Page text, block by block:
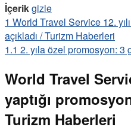
İçerikgizle
1 World Travel Service 12.
açıkladı / Turizm Haberleri
1.1 2. yıla özel promosyon: 3
World Travel
yaptığı
Turizm Haberleri